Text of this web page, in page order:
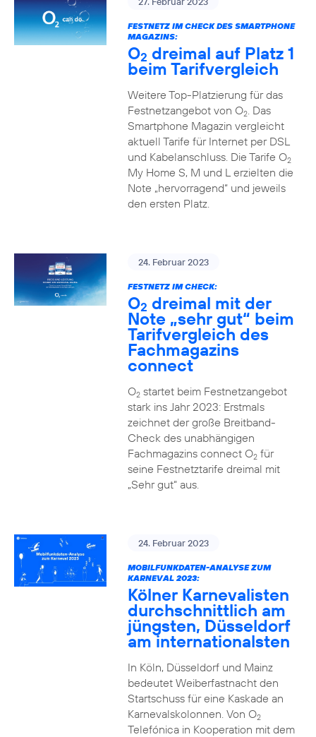
FESTNETZ IM CHECK DES SMARTPHONE
MAGAZINS:
O2 dreimal auf Platz 1
beim Tarifvergleich
Weitere Top-Platzierung für das
Festnetzangebot von O2. Das
Smartphone Magazin vergleicht
aktuell Tarife für Internet per DSL
und Kabelanschluss. Die Tarife O2
My Home S, M und L erzielten die
Note „hervorragend“ und jeweils
den ersten Platz.
24. Februar 2023
FESTNETZ IM CHECK:
O2 dreimal mit der
Note „sehr gut“ beim
Tarifvergleich des
Fachmagazins
connect
O2startet beim Festnetzangebot
stark ins Jahr 2023: Erstmals
zeichnet der große Breitband-
Check des unabhängigen
Fachmagazins connect O2für
seine Festnetztarife dreimal mit
„Sehr gut“ aus.
24. Februar 2023
MOBILFUNKDATEN-ANALYSE ZUM
KARNEVAL 2023:
Kölner Karnevalisten
durchschnittlich am
jüngsten, Düsseldorf
am internationalsten
In Köln, Düsseldorf und Mainz
bedeutet Weiberfastnacht den
Startschuss für eine Kaskade an
Karnevalskolonnen. Von O2
Telefónica in Kooperation mit dem